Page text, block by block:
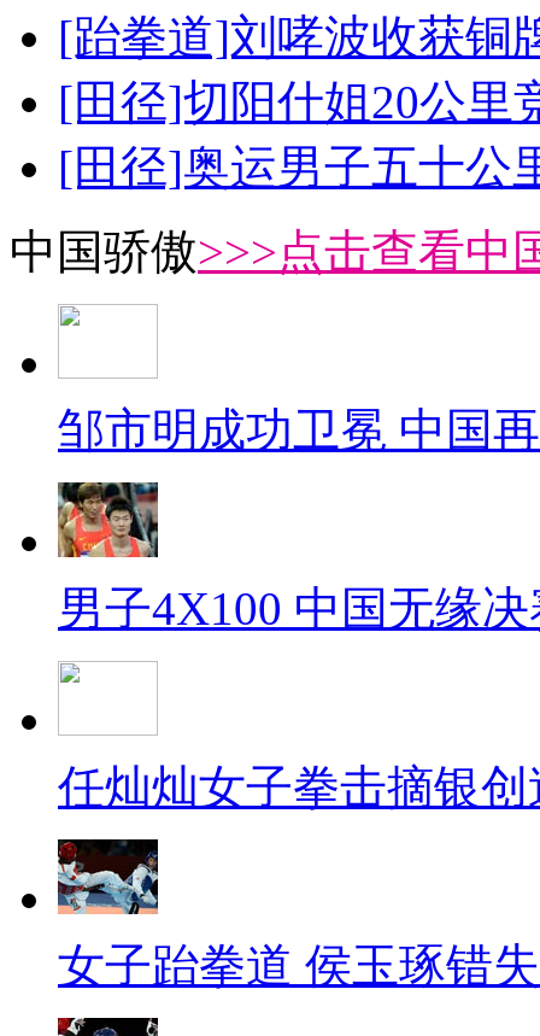
[跆拳道]刘哮波收获铜
[田径]切阳什姐20公里
[田径]奥运男子五十公
中国骄傲>>>点击查看中
邹市明成功卫冕 中国
男子4X100 中国无缘
任灿灿女子拳击摘银
女子跆拳道 侯玉琢错